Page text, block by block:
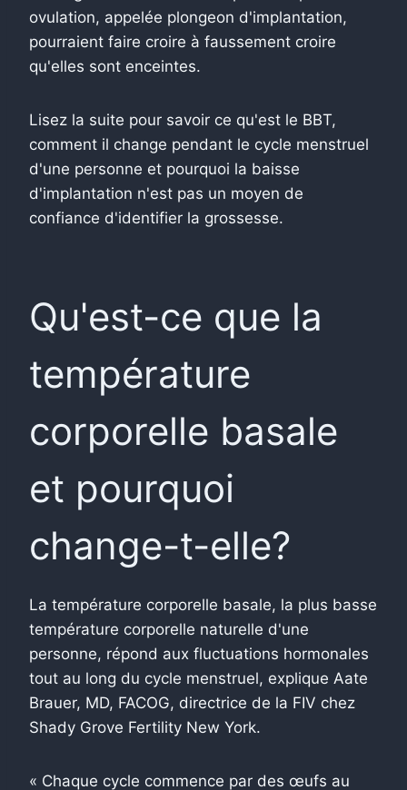
ovulation, appelée plongeon d'implantation,
pourraient faire croire à faussement croire
qu'elles sont enceintes.
Lisez la suite pour savoir ce qu'est le BBT,
comment il change pendant le cycle menstruel
d'une personne et pourquoi la baisse
d'implantation n'est pas un moyen de
confiance d'identifier la grossesse.
Qu'est-ce que la
température
corporelle basale
et pourquoi
change-t-elle?
La température corporelle basale, la plus basse
température corporelle naturelle d'une
personne, répond aux fluctuations hormonales
tout au long du cycle menstruel, explique Aate
Brauer, MD, FACOG, directrice de la FIV chez
Shady Grove Fertility New York.
« Chaque cycle commence par des œufs au